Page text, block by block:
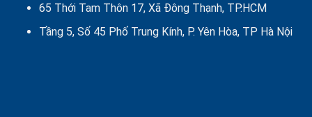
65 Thới Tam Thôn 17, Xã Đông Thạnh, TP.HCM
Tầng 5, Số 45 Phố Trung Kính, P. Yên Hòa, TP Hà Nội